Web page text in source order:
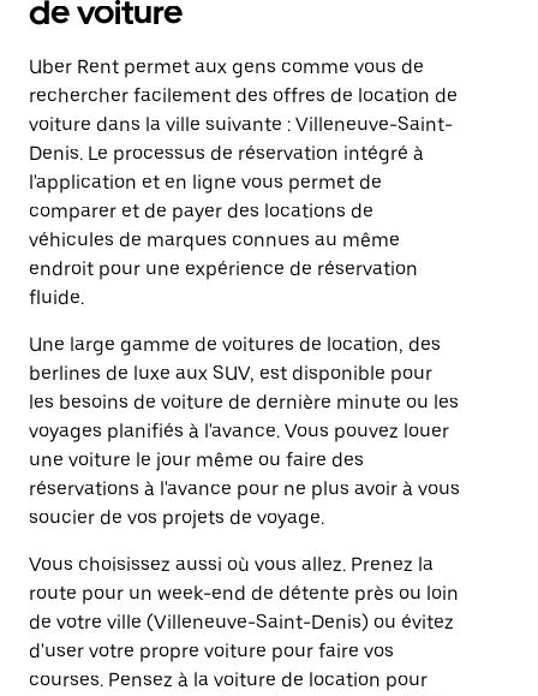
de voiture
Uber Rent permet aux gens comme vous de
rechercher facilement des offres de location de
voiture dans la ville suivante : Villeneuve-Saint-
Denis. Le processus de réservation intégré à
l'application et en ligne vous permet de
comparer et de payer des locations de
véhicules de marques connues au même
endroit pour une expérience de réservation
fluide.
Une large gamme de voitures de location, des
berlines de luxe aux SUV, est disponible pour
les besoins de voiture de dernière minute ou les
voyages planifiés à l'avance. Vous pouvez louer
une voiture le jour même ou faire des
réservations à l'avance pour ne plus avoir à vous
soucier de vos projets de voyage.
Vous choisissez aussi où vous allez. Prenez la
route pour un week-end de détente près ou loin
de votre ville (Villeneuve-Saint-Denis) ou évitez
d'user votre propre voiture pour faire vos
courses. Pensez à la voiture de location pour